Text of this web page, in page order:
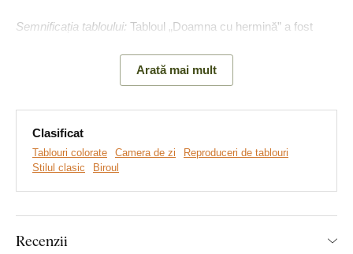
Semnificația tabloului: Tabloul „Doamna cu hermină” a fost
milaneză a lui Ludovico Sforza. Hermina din brațele sale este
referire la însuși Sforza, care era cavaler al Ordinului
Herminei.
Arată mai mult
Clasificat
Tablouri colorate Camera de zi
Reproduceri de tablouri
Stilul clasic
Biroul
Recenzii